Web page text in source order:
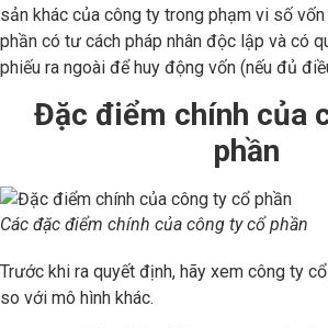
sản khác của công ty trong phạm vi số
phần có tư cách pháp nhân độc lập và có
phiếu ra ngoài để huy động vốn (nếu đủ
Đặc điểm chính của
phần
Các đặc điểm chính của công ty cổ phần
Trước khi ra quyết định, hãy xem công ty
so với mô hình khác.